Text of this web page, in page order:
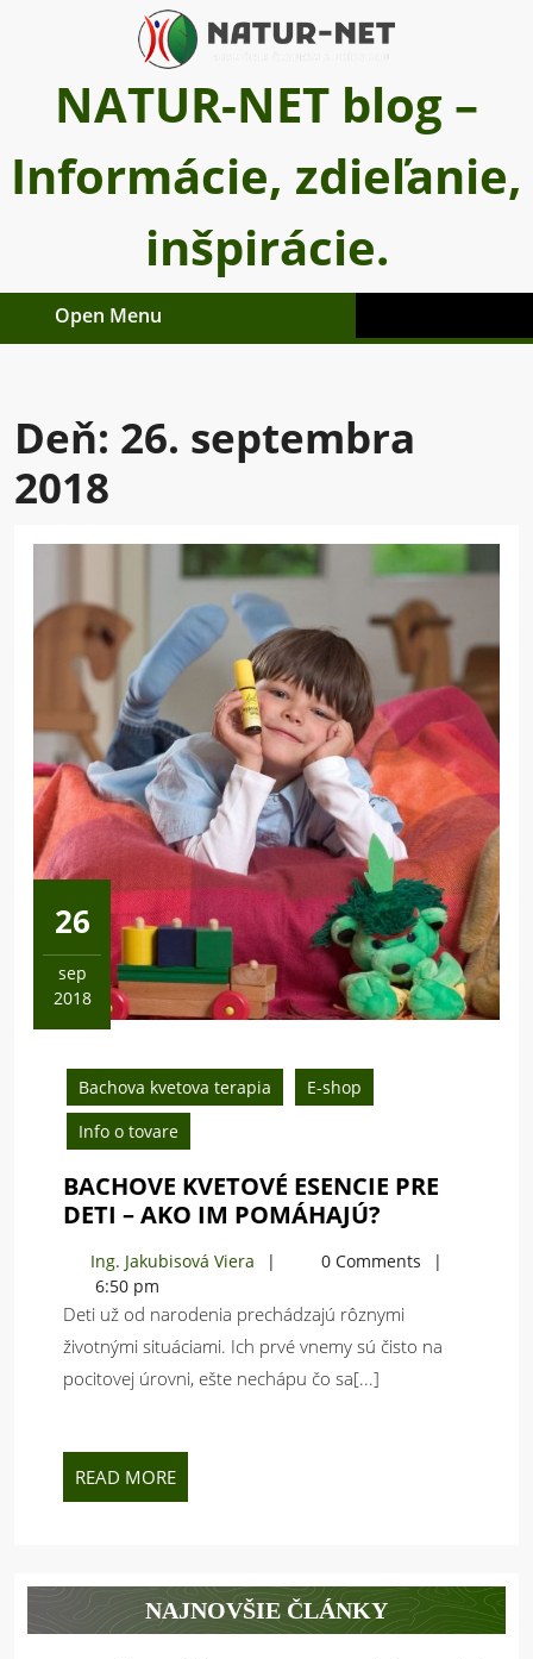
NATUR-NET blog –
Informácie, zdieľanie,
inšpirácie.
Open Menu
Deň: 26. septembra
2018
26
sep
2018
2018
Bachova kvetova terapia
E-shop
Info o tovare
BACHOVE KVETOVÉ ESENCIE PRE
DETI – AKO IM POMÁHAJÚ?
ESENCIE
DETI
–
Ing. Jakubisová VieraIng.
Viera
0 Comments
6:50 pm
Deti už od narodenia prechádzajú rôznymi
životnými situáciami. Ich prvé vnemy sú čisto na
pocitovej úrovni, ešte nechápu čo sa[...]
READ MOREREAD
MORE
NAJNOVŠIE ČLÁNKY